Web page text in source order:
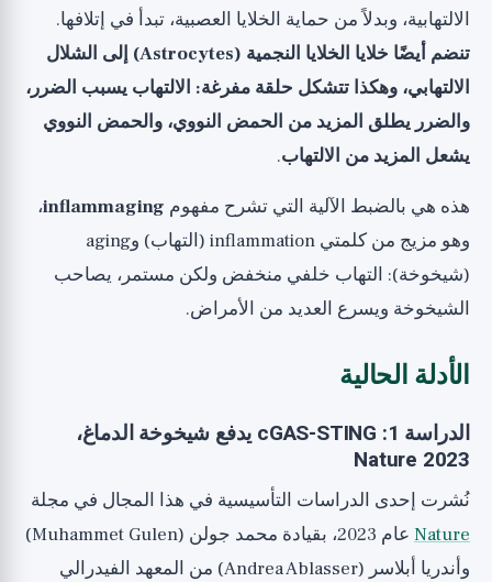
الالتهابية، وبدلاً من حماية الخلايا العصبية، تبدأ في إتلافها.
تنضم أيضًا خلايا الخلايا النجمية (Astrocytes) إلى الشلال
الالتهابي، وهكذا تتشكل حلقة مفرغة: الالتهاب يسبب الضرر،
والضرر يطلق المزيد من الحمض النووي، والحمض النووي
يشعل المزيد من الالتهاب.
هذه هي بالضبط الآلية التي تشرح مفهوم inflammaging،
وهو مزيج من كلمتي inflammation (التهاب) وaging
(شيخوخة): التهاب خلفي منخفض ولكن مستمر، يصاحب
الشيخوخة ويسرع العديد من الأمراض.
الأدلة الحالية
الدراسة 1: cGAS-STING يدفع شيخوخة الدماغ،
Nature 2023
نُشرت إحدى الدراسات التأسيسية في هذا المجال في مجلة
Nature
عام 2023، بقيادة محمد جولن (Muhammet Gulen)
وأندريا أبلاسر (Andrea Ablasser) من المعهد الفيدرالي